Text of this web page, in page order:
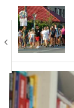
CULTURA
ECONOMIE
SANATATE
SPORT